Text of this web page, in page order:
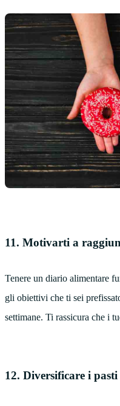
11. Motivarti a
Tenere un diario alimentare
gli obiettivi che ti sei
settimane. Ti rassicura che i
12. Diversificare i pasti